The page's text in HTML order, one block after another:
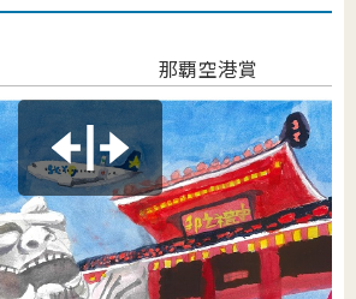
那覇空港賞